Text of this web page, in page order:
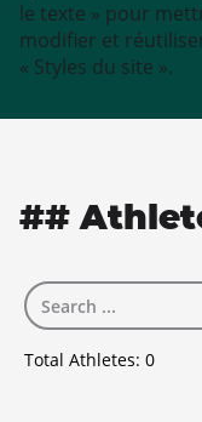
le texte » pour
modifier et
« Styles du site ».
##
Total Athletes: 0